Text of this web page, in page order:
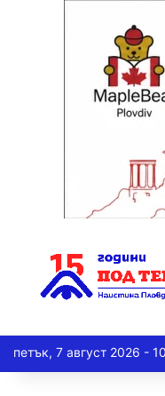
петък, 7 август 2026 -